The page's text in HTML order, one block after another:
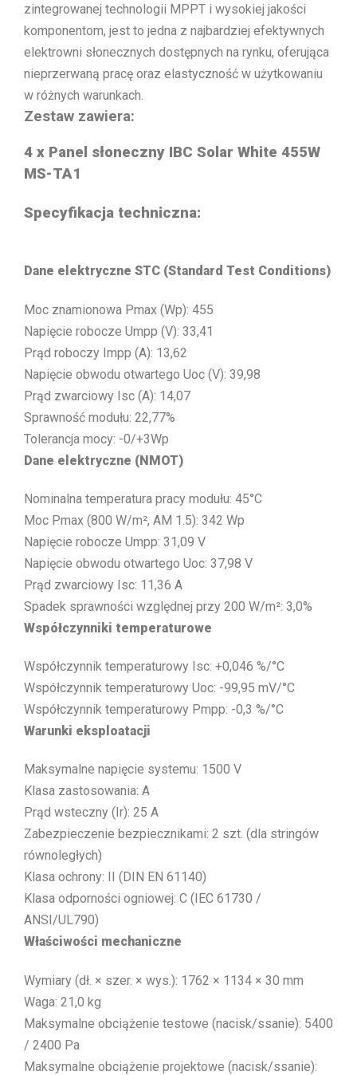
zintegrowanej technologii MPPT i wysokiej jakości
komponentom, jest to jedna z najbardziej efektywnych
elektrowni słonecznych dostępnych na rynku, oferująca
nieprzerwaną pracę oraz elastyczność w użytkowaniu
w różnych warunkach.
Zestaw zawiera:
4 x Panel słoneczny IBC Solar White 455W
MS-TA1
Specyfikacja techniczna:
Dane elektryczne STC (Standard Test Conditions)
Moc znamionowa Pmax (Wp): 455
Napięcie robocze Umpp (V): 33,41
Prąd roboczy Impp (A): 13,62
Napięcie obwodu otwartego Uoc (V): 39,98
Prąd zwarciowy Isc (A): 14,07
Sprawność modułu: 22,77%
Tolerancja mocy: -0/+3Wp
Dane elektryczne (NMOT)
Nominalna temperatura pracy modułu: 45°C
Moc Pmax (800 W/m², AM 1.5): 342 Wp
Napięcie robocze Umpp: 31,09 V
Napięcie obwodu otwartego Uoc: 37,98 V
Prąd zwarciowy Isc: 11,36 A
Spadek sprawności względnej przy 200 W/m²: 3,0%
Współczynniki temperaturowe
Współczynnik temperaturowy Isc: +0,046 %/°C
Współczynnik temperaturowy Uoc: -99,95 mV/°C
Współczynnik temperaturowy Pmpp: -0,3 %/°C
Warunki eksploatacji
Maksymalne napięcie systemu: 1500 V
Klasa zastosowania: A
Prąd wsteczny (Ir): 25 A
Zabezpieczenie bezpiecznikami: 2 szt. (dla stringów
równoległych)
Klasa ochrony: II (DIN EN 61140)
Klasa odporności ogniowej: C (IEC 61730 /
ANSI/UL790)
Właściwości mechaniczne
Wymiary (dł. × szer. × wys.): 1762 × 1134 × 30 mm
Waga: 21,0 kg
Maksymalne obciążenie testowe (nacisk/ssanie): 5400
/ 2400 Pa
Maksymalne obciążenie projektowe (nacisk/ssanie):